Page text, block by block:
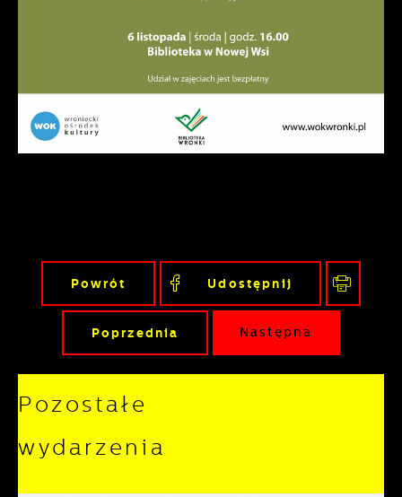
Powrót Udostępnij
Poprzednia Następna
Pozostałe
wydarzenia
naszymi partnerami oraz innych
dostawców usług. Firmy te działają w
charakterze pośredników prezentujących
nasze treści w postaci wiadomości, ofert,
komunikatów mediów społecznościowych.